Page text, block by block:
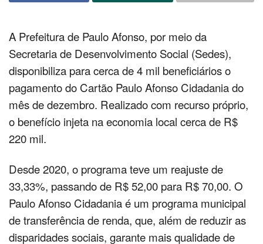
A Prefeitura de Paulo Afonso, por meio da
Secretaria de Desenvolvimento Social (Sedes),
disponibiliza para cerca de 4 mil beneficiários o
pagamento do Cartão Paulo Afonso Cidadania do
mês de dezembro. Realizado com recurso próprio,
o benefício injeta na economia local cerca de R$
220 mil.
Desde 2020, o programa teve um reajuste de
33,33%, passando de R$ 52,00 para R$ 70,00. O
Paulo Afonso Cidadania é um programa municipal
de transferência de renda, que, além de reduzir as
disparidades sociais, garante mais qualidade de